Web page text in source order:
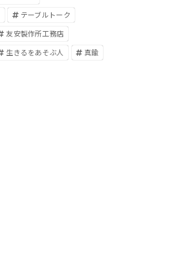
テーブルトーク
友安製作所工務店
生きるをあそぶ人
真鍮